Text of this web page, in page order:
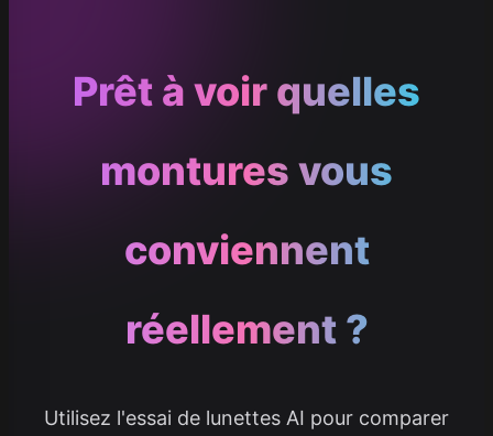
Prêt à voir quelles
montures vous
conviennent
réellement ?
Utilisez l'essai de lunettes AI pour comparer